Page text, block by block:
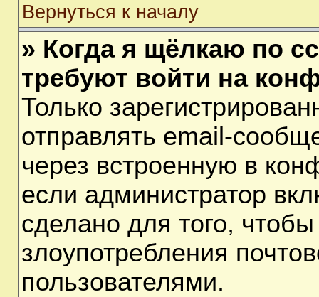
Вернуться к началу
» Когда я щёлкаю по
требуют войти на
Только
отправлять email-
через встроенную в
если администратор
сделано для того,
злоупотребления
пользователями.